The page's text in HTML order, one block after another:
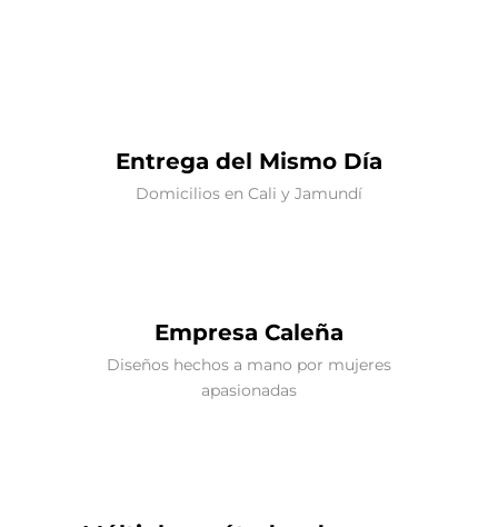
Entrega del Mismo Día
Domicilios en Cali y Jamundí
Empresa Caleña
Diseños hechos a mano por mujeres
apasionadas